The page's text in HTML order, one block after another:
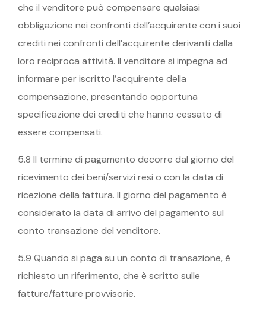
che il venditore può compensare qualsiasi
obbligazione nei confronti dell’acquirente con i suoi
crediti nei confronti dell’acquirente derivanti dalla
loro reciproca attività. Il venditore si impegna ad
informare per iscritto l’acquirente della
compensazione, presentando opportuna
specificazione dei crediti che hanno cessato di
essere compensati.
5.8 Il termine di pagamento decorre dal giorno del
ricevimento dei beni/servizi resi o con la data di
ricezione della fattura. Il giorno del pagamento è
considerato la data di arrivo del pagamento sul
conto transazione del venditore.
5.9 Quando si paga su un conto di transazione, è
richiesto un riferimento, che è scritto sulle
fatture/fatture provvisorie.